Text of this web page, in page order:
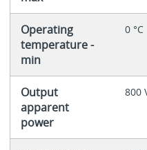
Operating
temperature -
min
0 °C
Output
apparent
power
800